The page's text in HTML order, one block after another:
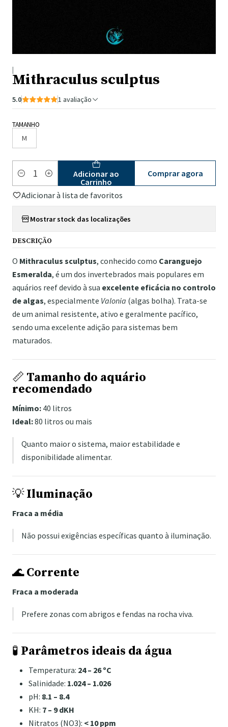
|
Mithraculus sculptus
5.0 1 avaliação
TAMANHO
M
Quantidade
Adicionar ao
Carrinho
Comprar agora
Adicionar à lista de favoritos
Mostrar stock das localizações
DESCRIÇÃO
O Mithraculus sculptus, conhecido como Caranguejo
Esmeralda, é um dos invertebrados mais populares em
aquários reef devido à sua excelente eficácia no controlo
de algas, especialmente Valonia (algas bolha). Trata-se
de um animal resistente, ativo e geralmente pacífico,
sendo uma excelente adição para sistemas bem
maturados.
📏 Tamanho do aquário
recomendado
Mínimo: 40 litros
Ideal:80 litros ou mais
Quanto maior o sistema, maior estabilidade e
disponibilidade alimentar.
💡Iluminação
Fraca a média
Não possui exigências específicas quanto à iluminação.
🌊Corrente
Fraca a moderada
Prefere zonas com abrigos e fendas na rocha viva.
🧪 Parâmetros ideais da água
Temperatura: 24 – 26 ºC
Salinidade: 1.024 – 1.026
pH: 8.1 – 8.4
KH: 7 – 9 dKH
Nitratos (NO3): < 10 ppm